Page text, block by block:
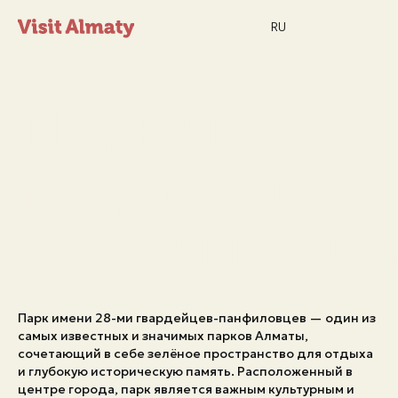
RU
Парк имени 28-ми гвардейцев-панфиловцев — один из
самых известных и значимых парков Алматы,
сочетающий в себе зелёное пространство для отдыха
и глубокую историческую память. Расположенный в
центре города, парк является важным культурным и
26°
Мероприятия